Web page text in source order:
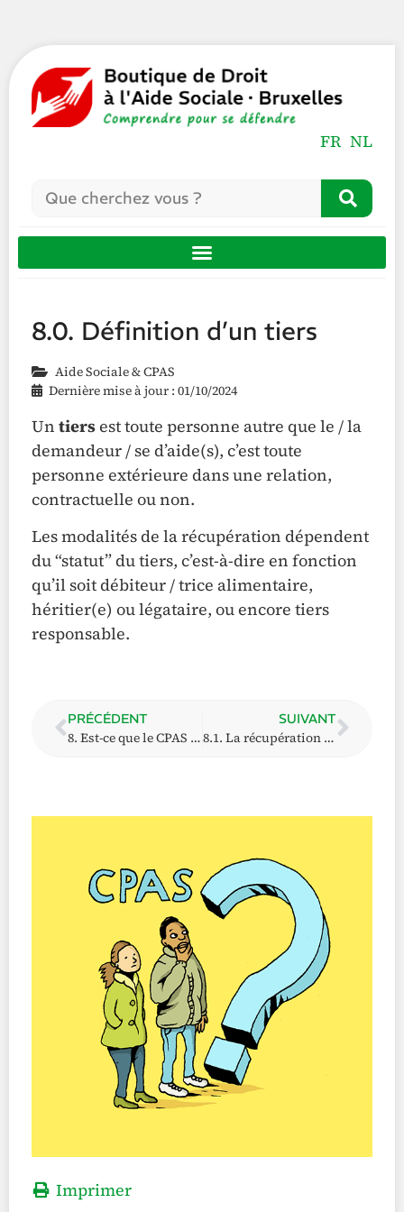
FR NL
8.0. Définition d’un tiers
Aide Sociale & CPAS
Dernière mise à jour : 01/10/2024
Un tiersest toute personne autre que le / la
demandeur / se d’aide(s), c’est toute
personne extérieure dans une relation,
contractuelle ou non.
Les modalités de la récupération dépendent
du “statut” du tiers, c’est-à-dire en fonction
qu’il soit débiteur / trice alimentaire,
héritier(e) ou légataire, ou encore tiers
responsable.
PRÉCÉDENT
8. Est-ce que le CPAS peut récupérer l’argent qu’il m’a versé auprès des tiers ?
SUIVANT
8.1. La récupération auprès des débiteurs alimentaires
Imprimer